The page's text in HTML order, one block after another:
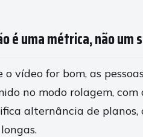
é uma métrica, não um
vídeo for bom, as
no modo rolagem,
alternância de planos,